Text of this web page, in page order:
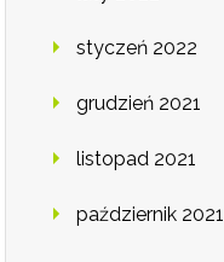
styczeń 2022
grudzień 2021
listopad 2021
październik 2021